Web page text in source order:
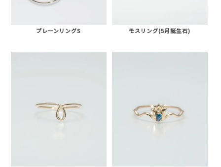
プレーンリングS モスリング(5月誕生石)